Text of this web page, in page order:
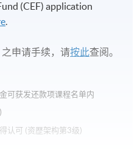
(CEF) application
.
申请手续，请按此查阅。
可获发还款项课程名单内
认可 (资歴架构第3级)